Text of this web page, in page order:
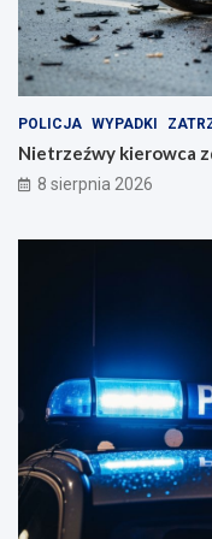
n
i
a
i
s
t
ą
w
S
r
o
POLICJA WYPADKI
Nietrzeźwy kierowca
8 sierpnia 2026